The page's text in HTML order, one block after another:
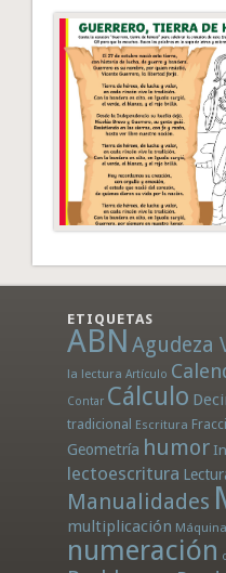
ETIQUETAS
ABN Agudeza
la lectura Artículo
Contar Cálculo
tradicional Escritura
Geometría humor
lectoescritura
Manualidades
multiplicación
numeración